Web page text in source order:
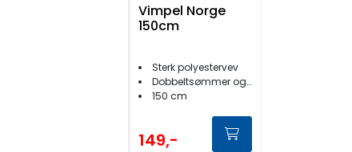
Vimpel Norge
150cm
Sterk polyestervev
Dobbeltsømmer og forsterket rygg
150 cm
149,-